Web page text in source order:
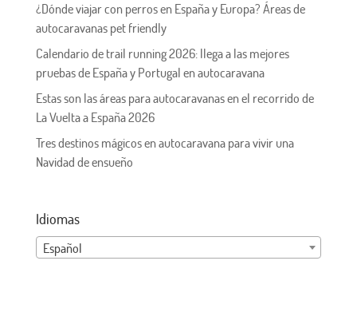
¿Dónde viajar con perros en España y Europa? Áreas de
autocaravanas pet friendly
Calendario de trail running 2026: llega a las mejores
pruebas de España y Portugal en autocaravana
Estas son las áreas para autocaravanas en el recorrido de
La Vuelta a España 2026
Tres destinos mágicos en autocaravana para vivir una
Navidad de ensueño
Idiomas
Español